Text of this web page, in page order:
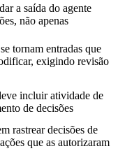
a saída do agente
não apenas
tornam entradas que
exigindo revisão
incluir atividade de
de decisões
rastrear decisões de
que as autorizaram